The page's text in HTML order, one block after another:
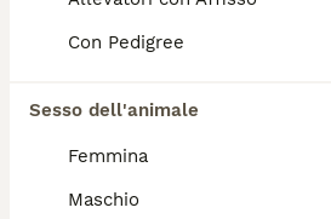
Con Pedigree
Sesso dell'animale
Femmina
Maschio
15 settimane 4 2
Sesso
1500 €